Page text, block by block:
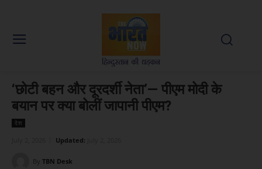
‘छोटी बहन और दूरदर्शी नेता’— पीएम मोदी के
बयान पर क्या बोलीं जापानी पीएम?
देश
Updated:
By TBN Desk